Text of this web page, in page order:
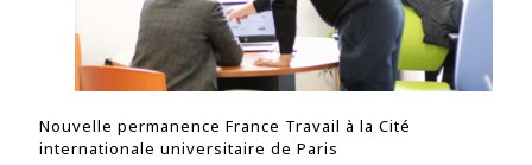
Nouvelle permanence France Travail à la Cité
internationale universitaire de Paris